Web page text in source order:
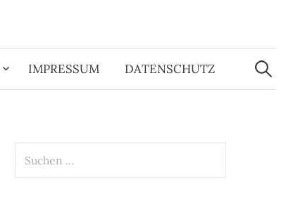
IMPRESSUM DATENSCHUTZ
Suchen
nach:
nach: